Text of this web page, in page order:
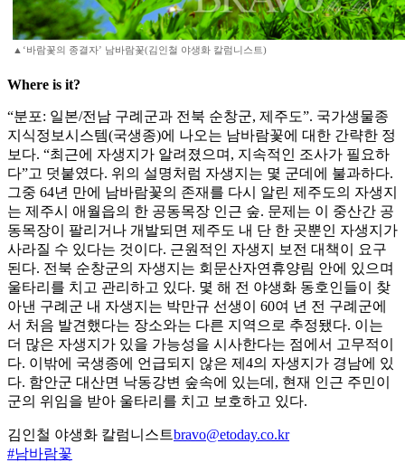
▲‘바람꽃의 종결자’ 남바람꽃(김인철 야생화 칼럼니스트)
Where is it?
“분포: 일본/전남 구례군과 전북 순창군, 제주도”. 국가생물종
지식정보시스템(국생종)에 나오는 남바람꽃에 대한 간략한 정
보다. “최근에 자생지가 알려졌으며, 지속적인 조사가 필요하
다”고 덧붙였다. 위의 설명처럼 자생지는 몇 군데에 불과하다.
그중 64년 만에 남바람꽃의 존재를 다시 알린 제주도의 자생지
는 제주시 애월읍의 한 공동목장 인근 숲. 문제는 이 중산간 공
동목장이 팔리거나 개발되면 제주도 내 단 한 곳뿐인 자생지가
사라질 수 있다는 것이다. 근원적인 자생지 보전 대책이 요구
된다. 전북 순창군의 자생지는 회문산자연휴양림 안에 있으며
울타리를 치고 관리하고 있다. 몇 해 전 야생화 동호인들이 찾
아낸 구례군 내 자생지는 박만규 선생이 60여 년 전 구례군에
서 처음 발견했다는 장소와는 다른 지역으로 추정됐다. 이는
더 많은 자생지가 있을 가능성을 시사한다는 점에서 고무적이
다. 이밖에 국생종에 언급되지 않은 제4의 자생지가 경남에 있
다. 함안군 대산면 낙동강변 숲속에 있는데, 현재 인근 주민이
군의 위임을 받아 울타리를 치고 보호하고 있다.
김인철 야생화 칼럼니스트bravo@etoday.co.kr
#남바람꽃